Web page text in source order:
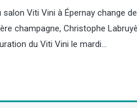
Viti Vini à Épernay change
champagne, Christophe
du Viti Vini le mardi…
trouve pas d'accord avec